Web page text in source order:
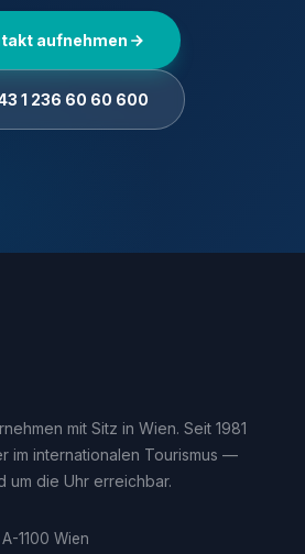
aufnehmen
1 236 60 60 600
mit Sitz in Wien. Seit 1981
im internationalen Tourismus —
um die Uhr erreichbar.
1100 Wien